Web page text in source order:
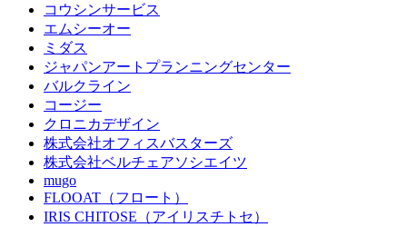
コウシンサービス
エムシーオー
ミダス
ジャパンアートプランニングセンター
バルクライン
コージー
クロニカデザイン
株式会社オフィスバスターズ
株式会社ベルチェアソシエイツ
mugo
FLOOAT（フロート）
IRIS CHITOSE（アイリスチトセ）